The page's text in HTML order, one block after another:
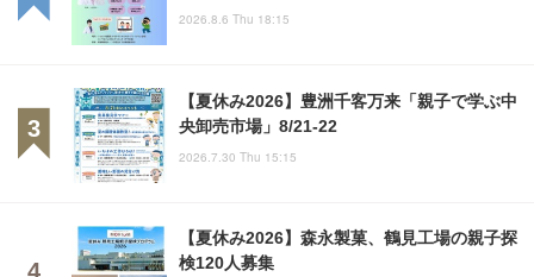
2026.8.6 Thu 18:15
【夏休み2026】豊洲千客万来「親子で学ぶ中
央卸売市場」8/21-22
2026.7.30 Thu 15:15
【夏休み2026】森永製菓、鶴見工場の親子探
検120人募集